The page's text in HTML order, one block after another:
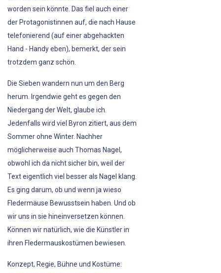
worden sein könnte. Das fiel auch einer
der Protagonistinnen auf, die nach Hause
telefonierend (auf einer abgehackten
Hand - Handy eben), bemerkt, der sein
trotzdem ganz schön.
Die Sieben wandern nun um den Berg
herum. Irgendwie geht es gegen den
Niedergang der Welt, glaube ich.
Jedenfalls wird viel Byron zitiert, aus dem
Sommer ohne Winter. Nachher
möglicherweise auch Thomas Nagel,
obwohl ich da nicht sicher bin, weil der
Text eigentlich viel besser als Nagel klang.
Es ging darum, ob und wenn ja wieso
Fledermäuse Bewusstsein haben. Und ob
wir uns in sie hineinversetzen können.
Können wir natürlich, wie die Künstler in
ihren Fledermauskostümen bewiesen.
Konzept, Regie, Bühne und Kostüme: